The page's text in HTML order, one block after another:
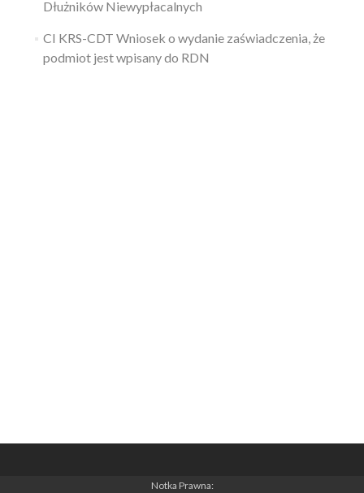
Dłużników Niewypłacalnych
CI KRS-CDT Wniosek o wydanie zaświadczenia, że
podmiot jest wpisany do RDN
Notka Prawna: